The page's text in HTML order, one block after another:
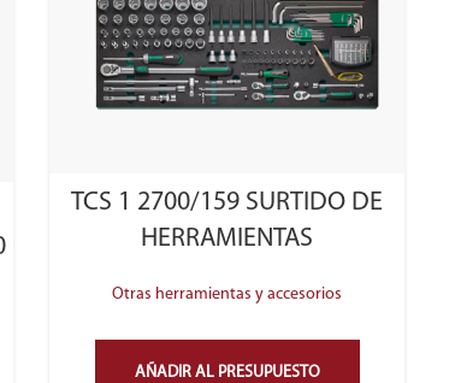
TCS 1 2700/159 SURTIDO DE
HERRAMIENTAS
Otras herramientas y accesorios
AÑADIR AL PRESUPUESTO